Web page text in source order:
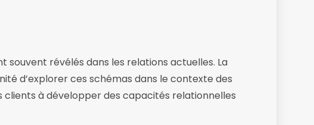
souvent révélés dans les relations actuelles. La
d’explorer ces schémas dans le contexte des
clients à développer des capacités relationnelles